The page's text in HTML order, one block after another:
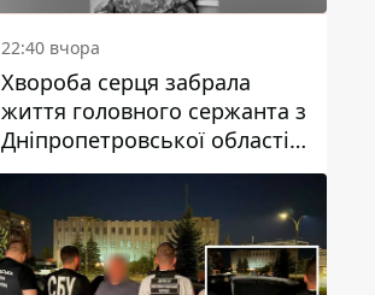
22:40 вчора
Хвороба серця забрала
життя головного сержанта з
Дніпропетровської області
Юрія Свистуна